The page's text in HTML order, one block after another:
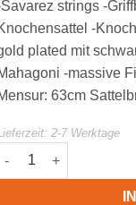
strings -
-
plated mit
-massive
63cm
2-7 Werktage
La Mancha Rubi S/63